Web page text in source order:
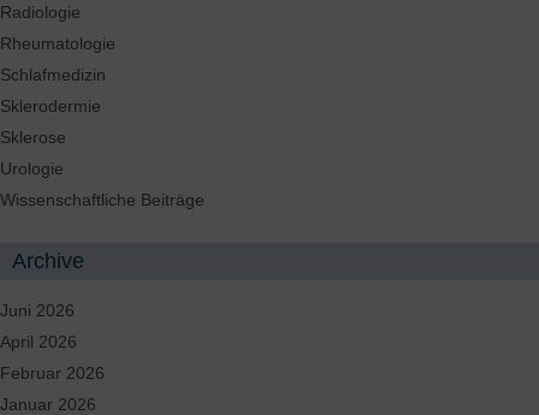
Radiologie
Rheumatologie
Schlafmedizin
Sklerodermie
Sklerose
Urologie
Wissenschaftliche Beiträge
Archive
Juni 2026
April 2026
Februar 2026
Januar 2026